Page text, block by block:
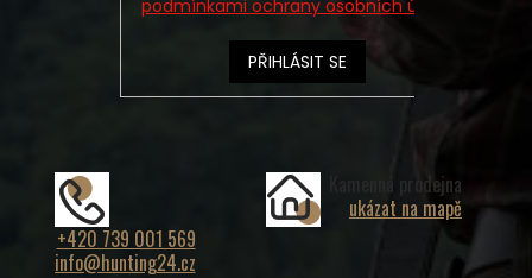
podmínkami ochrany osobních údajů
PŘIHLÁSIT SE
+420 739 001 569
info@hunting24.cz
Kamenná prodejna
ukázat na mapě